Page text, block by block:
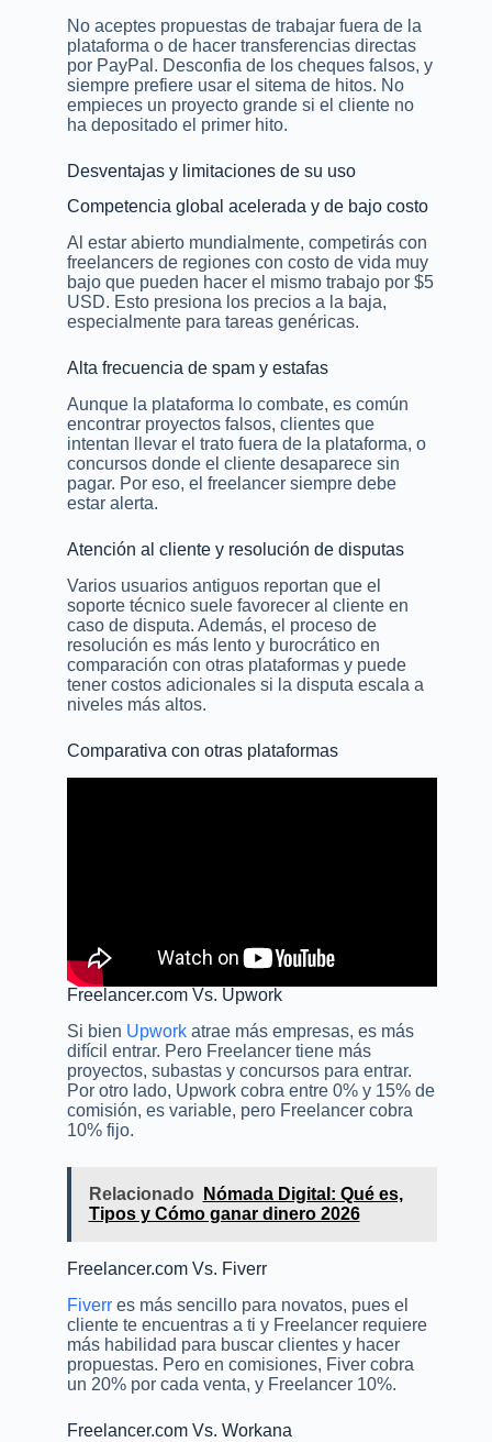
No aceptes propuestas de trabajar fuera de la
plataforma o de hacer transferencias directas
por PayPal. Desconfia de los cheques falsos, y
siempre prefiere usar el sitema de hitos. No
empieces un proyecto grande si el cliente no
ha depositado el primer hito.
Desventajas y limitaciones de su uso
Competencia global acelerada y de bajo costo
Al estar abierto mundialmente, competirás con
freelancers de regiones con costo de vida muy
bajo que pueden hacer el mismo trabajo por $5
USD. Esto presiona los precios a la baja,
especialmente para tareas genéricas.
Alta frecuencia de spam y estafas
Aunque la plataforma lo combate, es común
encontrar proyectos falsos, clientes que
intentan llevar el trato fuera de la plataforma, o
concursos donde el cliente desaparece sin
pagar. Por eso, el freelancer siempre debe
estar alerta.
Atención al cliente y resolución de disputas
Varios usuarios antiguos reportan que el
soporte técnico suele favorecer al cliente en
caso de disputa. Además, el proceso de
resolución es más lento y burocrático en
comparación con otras plataformas y puede
tener costos adicionales si la disputa escala a
niveles más altos.
Comparativa con otras plataformas
Freelancer.com Vs. Upwork
Si bien Upworkatrae más empresas, es más
difícil entrar. Pero Freelancer tiene más
proyectos, subastas y concursos para entrar.
Por otro lado, Upwork cobra entre 0% y 15% de
comisión, es variable, pero Freelancer cobra
10% fijo.
Relacionado
Nómada Digital: Qué es,
Tipos y Cómo ganar dinero 2026
Freelancer.com Vs. Fiverr
Fiverres más sencillo para novatos, pues el
cliente te encuentras a ti y Freelancer requiere
más habilidad para buscar clientes y hacer
propuestas. Pero en comisiones, Fiver cobra
un 20% por cada venta, y Freelancer 10%.
Freelancer.com Vs. Workana